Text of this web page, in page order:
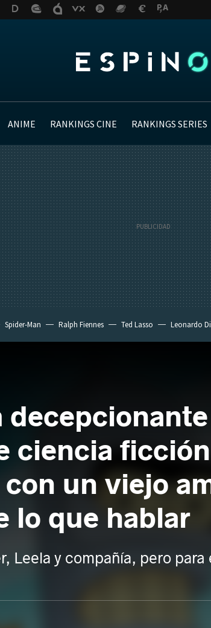
ANIME RANKINGS CINE RANKINGS SERIES
Spider-Man Ralph Fiennes Ted Lasso Leonardo
ciencia
un viejo
lo que hablar
Leela y compañía, pero para